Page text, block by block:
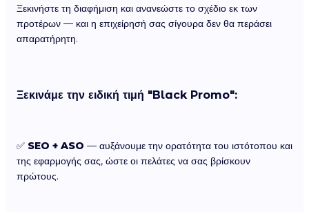
Ξεκινήστε τη διαφήμιση και ανανεώστε το σχέδιο εκ των
προτέρων — και η επιχείρησή σας σίγουρα δεν θα περάσει
απαρατήρητη.
Ξεκινάμε την ειδική τιμή "Black Promo":
✅ SEO + ASO — αυξάνουμε την ορατότητα του ιστότοπου και
της εφαρμογής σας, ώστε οι πελάτες να σας βρίσκουν
πρώτους.